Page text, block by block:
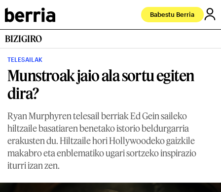
Babestu Berria
BIZIGIRO
TELESAILAK
Munstroak jaio ala sortu egiten
dira?
Ryan Murphyren telesail berriak Ed Gein saileko
hiltzaile basatiaren benetako istorio beldurgarria
erakusten du. Hiltzaile hori Hollywoodeko gaizkile
makabro eta enblematiko ugari sortzeko inspirazio
iturri izan zen.